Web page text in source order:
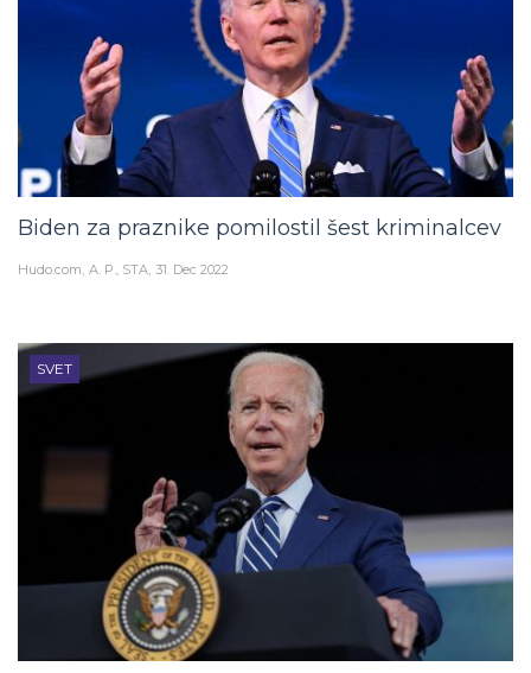
Biden za praznike pomilostil šest kriminalcev
Hudo.com A. P., STA 31. Dec 2022
SVET